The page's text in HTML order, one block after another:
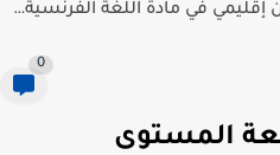
نموذج امتحان إقليمي في مادة اللغة الفرنسية للمستوى السادس...
0
المستوى